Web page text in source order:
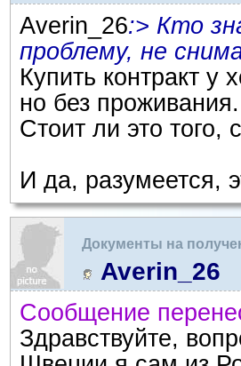
Averin_26:> Кто
проблему, не
Купить контракт у
но без
Стоит ли это того,
И да, разумеется,
Документы на
Averin_26
Сообщение
Здравствуйте,